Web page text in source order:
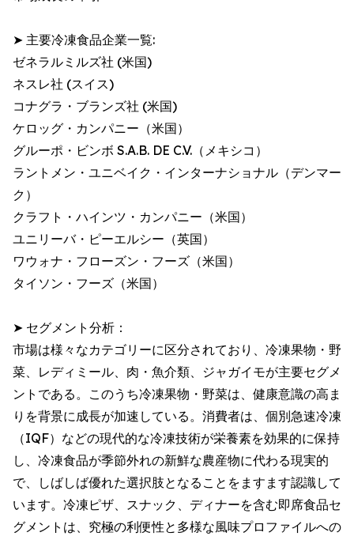
➤ 主要冷凍食品企業一覧:
ゼネラルミルズ社 (米国)
ネスレ社 (スイス)
コナグラ・ブランズ社 (米国)
ケロッグ・カンパニー（米国）
グルーポ・ビンボ S.A.B. DE C.V.（メキシコ）
ラントメン・ユニベイク・インターナショナル（デンマー
ク）
クラフト・ハインツ・カンパニー（米国）
ユニリーバ・ピーエルシー（英国）
ワウォナ・フローズン・フーズ（米国）
タイソン・フーズ（米国）
➤ セグメント分析：
市場は様々なカテゴリーに区分されており、冷凍果物・野
菜、レディミール、肉・魚介類、ジャガイモが主要セグメ
ントである。このうち冷凍果物・野菜は、健康意識の高ま
りを背景に成長が加速している。消費者は、個別急速冷凍
（IQF）などの現代的な冷凍技術が栄養素を効果的に保持
し、冷凍食品が季節外れの新鮮な農産物に代わる現実的
で、しばしば優れた選択肢となることをますます認識して
います。冷凍ピザ、スナック、ディナーを含む即席食品セ
グメントは、究極の利便性と多様な風味プロファイルへの